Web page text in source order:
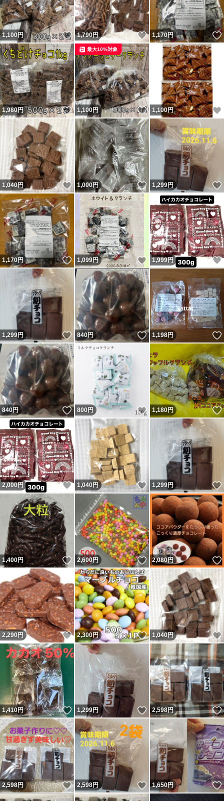
1,100円 いいね！
1,790円 いいね！
1,170円
1,980円 いいね！
1,100円 いいね！
最大10%対象
1,100円
1,040円 いいね！
1,000円 いいね！
1,299円
1,170円 いいね！
1,099円 いいね！
1,999円
1,299円 いいね！
840円 いいね！
1,198円
840円 いいね！
800 円 いいね！
1,180円
2,000円 いいね！
1,040 円 いいね！
1,299円
1,400円 いいね！
2,600円 いいね！
2,080円
2,290 円 いいね！
2,300円 いいね！
1,040円
1,410円 いいね！
1,299円 いいね！
2,598円
2,598円 いいね！
2,598円 いいね！
1,650円